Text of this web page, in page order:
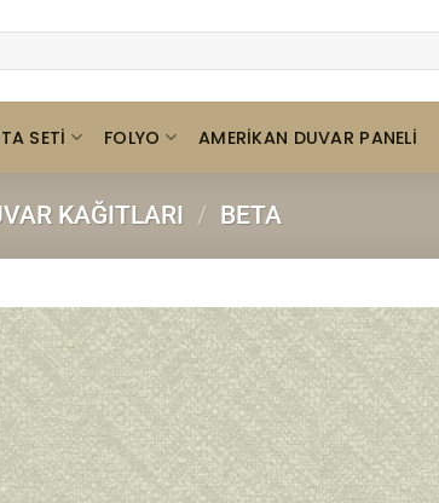
SETI FOLYO AMERIKAN DUVAR PANELI
KAĞITLARI / BETA